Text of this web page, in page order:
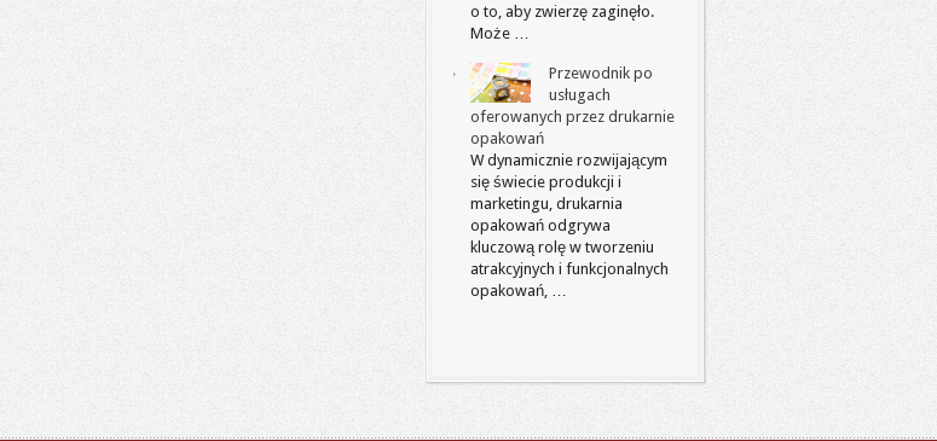
o to, aby zwierzę zaginęło.
Może …
Przewodnik po
usługach
oferowanych przez drukarnie
opakowań
W dynamicznie rozwijającym
się świecie produkcji i
marketingu, drukarnia
opakowań odgrywa
kluczową rolę w tworzeniu
atrakcyjnych i funkcjonalnych
opakowań, …